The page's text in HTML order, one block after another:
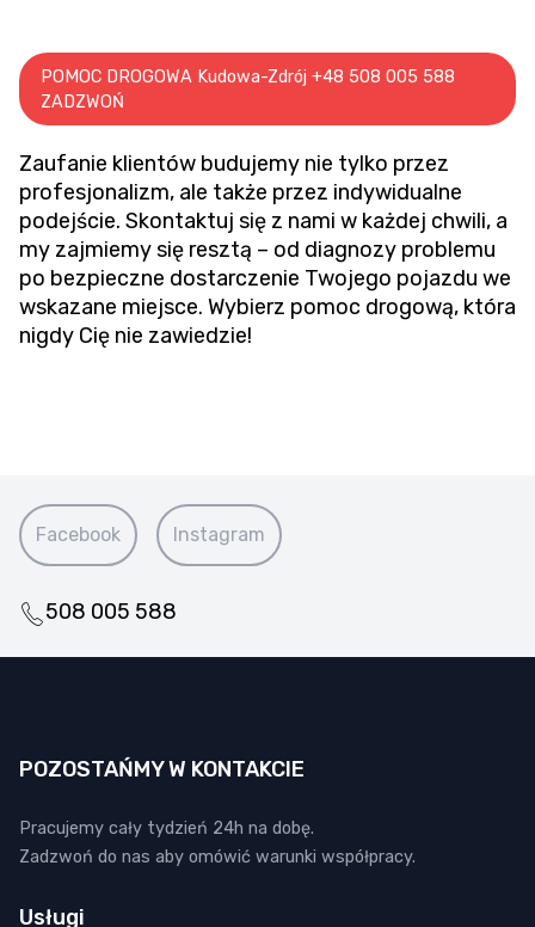
POMOC DROGOWA Kudowa-Zdrój +48 508 005 588
ZADZWOŃ
Zaufanie klientów budujemy nie tylko przez
profesjonalizm, ale także przez indywidualne
podejście. Skontaktuj się z nami w każdej chwili, a
my zajmiemy się resztą – od diagnozy problemu
po bezpieczne dostarczenie Twojego pojazdu we
wskazane miejsce. Wybierz pomoc drogową, która
nigdy Cię nie zawiedzie!
Facebook Instagram
508 005 588
POZOSTAŃMY W KONTAKCIE
Pracujemy cały tydzień 24h na dobę.
Zadzwoń do nas aby omówić warunki współpracy.
Usługi